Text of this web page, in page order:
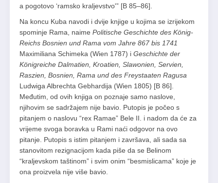
a pogotovo ‘ramsko kraljevstvo'” [B 85–86].
Na koncu Kuba navodi i dvije knjige u kojima se izrijekom
spominje Rama, naime Politische Geschichte des König-
Reichs Bosnien und Rama vom Jahre 867 bis 1741
Maximiliana Schimeka (Wien 1787) i Geschichte der
Königreiche Dalmatien, Kroatien, Slawonien, Servien,
Raszien, Bosnien, Rama und des Freystaaten Ragusa
Ludwiga Albrechta Gebhardija (Wien 1805) [B 86].
Međutim, od ovih knjiga on poznaje samo naslove,
njihovim se sadržajem nije bavio. Putopis je počeo s
pitanjem o naslovu “rex Ramae” Bele II. i nadom da će za
vrijeme svoga boravka u Rami naći odgovor na ovo
pitanje. Putopis s istim pitanjem i završava, ali sada sa
stanovitom rezignacijom kada piše da se Belinom
“kraljevskom taštinom” i svim onim “besmislicama” koje je
ona proizvela nije više bavio.